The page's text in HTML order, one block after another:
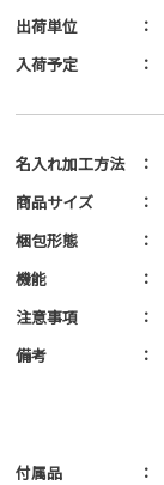
出荷単位
：
入荷予定
：
名入れ加工方法 ：
商品サイズ
：
梱包形態
：
機能
：
注意事項
：
備考
：
付属品
：